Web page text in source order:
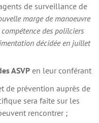
de surveillance de
marge de manoeuvre
des polilciers
décidée en juillet
ASVPen leur conférant
de prévention auprès de
sera faite sur les
rencontrer ;